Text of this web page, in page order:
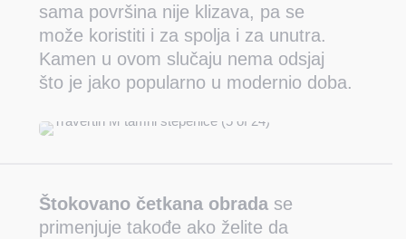
sama površina nije klizava, pa se
može koristiti i za spolja i za unutra.
Kamen u ovom slučaju nema odsjaj
što je jako popularno u modernio doba.
Štokovano četkana obrada se
primenjuje takođe ako želite da